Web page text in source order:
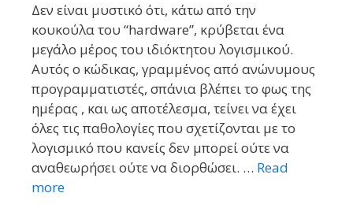
Δεν είναι μυστικό ότι, κάτω από την
κουκούλα του “hardware”, κρύβεται ένα
μεγάλο μέρος του ιδιόκτητου λογισμικού.
Αυτός ο κώδικας, γραμμένος από ανώνυμους
προγραμματιστές, σπάνια βλέπει το φως της
ημέρας , και ως αποτέλεσμα, τείνει να έχει
όλες τις παθολογίες που σχετίζονται με το
λογισμικό που κανείς δεν μπορεί ούτε να
αναθεωρήσει ούτε να διορθώσει. … Read
more